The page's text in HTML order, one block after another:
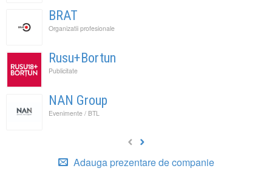
BRAT
Organizatii profesionale
Rusu+Bortun
Publicitate
NAN Group
Evenimente / BTL
Adauga prezentare de companie